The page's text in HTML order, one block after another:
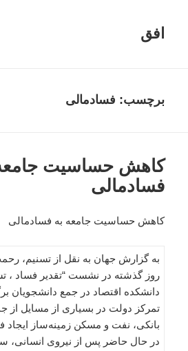
افق
برچسب: فسادمالی
کاهش حساسیت
فسادمالی
کاهش حساسیت جامعه به فسادمالی
به گزارش جهان به نقل از تسنیم،
روز گذشته در نشست “تقدیر فساد ،
دانشکده اقتصاد در جمع دانشجویان
تمرکز دولت در بسیاری از مسایل از
بانکی، نفت و مسکن زمینه‌ساز ایجاد
در حال حاضر پس از نیروی انسانی،